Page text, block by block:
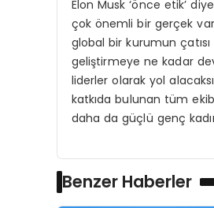
Elon Musk ‘önce etik’
çok önemli bir gerçek
global bir kurumun
geliştirmeye ne kadar
liderler olarak yol
katkıda bulunan tüm
daha da güçlü genç
Benzer Haberler